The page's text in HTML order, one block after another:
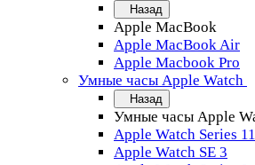
Назад
Apple MacBook
Apple MacBook Air
Apple Macbook Pro
Умные часы Apple Watch
Назад
Умные часы Apple
Apple Watch Series 11
Apple Watch SE 3